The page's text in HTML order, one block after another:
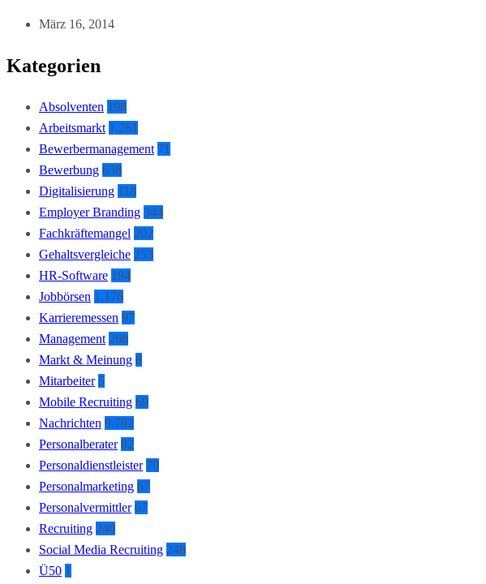
März 16, 2014
Kategorien
Absolventen 198
Arbeitsmarkt 1.261
Bewerbermanagement 71
Bewerbung 638
Digitalisierung 118
Employer Branding 344
Fachkräftemangel 202
Gehaltsvergleiche 253
HR-Software 194
Jobbörsen 1.176
Karrieremessen 97
Management 268
Markt & Meinung 8
Mitarbeiter 5
Mobile Recruiting 69
Nachrichten 9.792
Personalberater 82
Personaldienstleister 70
Personalmarketing 67
Personalvermittler 67
Recruiting 240
Social Media Recruiting 248
Ü50 1